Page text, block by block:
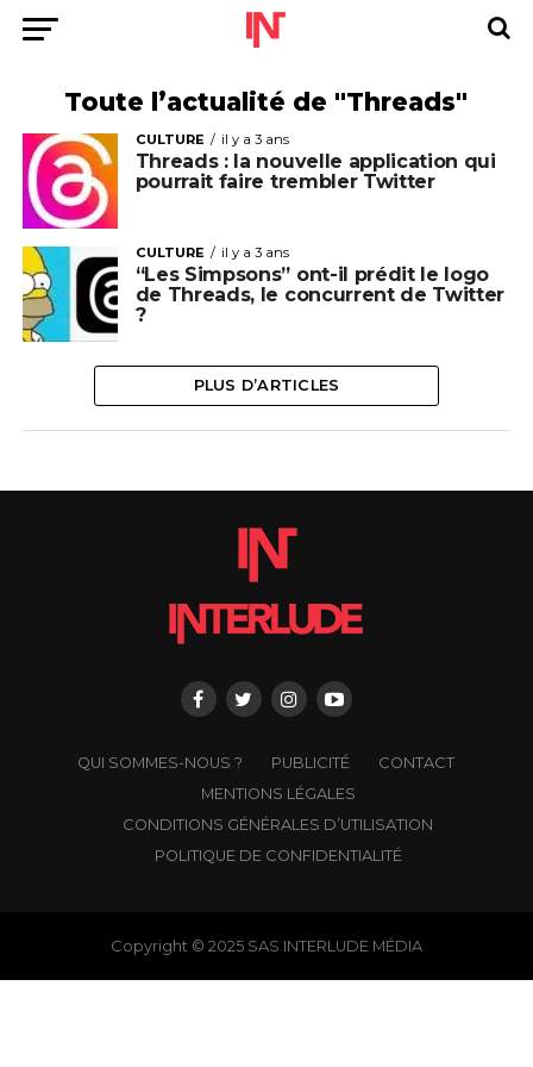
Toute l’actualité de "Threads"
CULTURE il y a 3 ans
Threads : la nouvelle application qui
pourrait faire trembler Twitter
CULTURE il y a 3 ans
“Les Simpsons” ont-il prédit le logo
de Threads, le concurrent de Twitter
?
PLUS D’ARTICLES
QUI SOMMES-NOUS ? PUBLICITÉ
CONTACT
MENTIONS LÉGALES
CONDITIONS GÉNÉRALES D’UTILISATION
POLITIQUE DE CONFIDENTIALITÉ
Copyright © 2025 SAS INTERLUDE MÉDIA